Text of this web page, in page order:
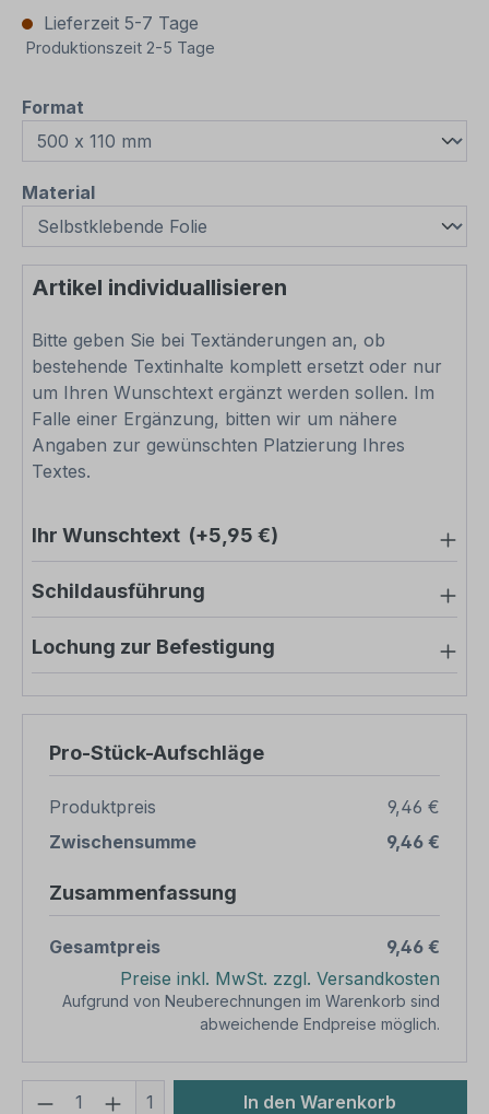
Lieferzeit 5-7 Tage
Produktionszeit 2-5 Tage
Format
Materialauswählen
Artikel individuallisieren
Bitte geben Sie bei Textänderungen an, ob
bestehende Textinhalte komplett ersetzt oder nur
um Ihren Wunschtext ergänzt werden sollen. Im
Falle einer Ergänzung, bitten wir um nähere
Angaben zur gewünschten Platzierung Ihres
Textes.
Ihr Wunschtext (+5,95 €)
Schildausführung
Lochung zur Befestigung
Pro-Stück-Aufschläge
Produktpreis
9,46 €
Zwischensumme
9,46 €
Zusammenfassung
Gesamtpreis
9,46 €
Preise inkl. MwSt. zzgl. Versandkosten
Aufgrund von Neuberechnungen im Warenkorb sind
abweichende Endpreise möglich.
Produkt Anzahl: Gib den
1 In den Warenkorb